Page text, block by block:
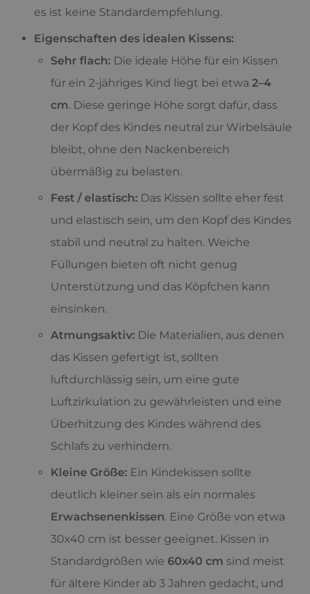
es ist keine Standardempfehlung.
Eigenschaften des idealen Kissens:
Sehr flach: Die ideale Höhe für ein Kissen
für ein 2-jähriges Kind liegt bei etwa 2–4
cm. Diese geringe Höhe sorgt dafür, dass
der Kopf des Kindes neutral zur Wirbelsäule
bleibt, ohne den Nackenbereich
übermäßig zu belasten.
Fest / elastisch: Das Kissen sollte eher fest
und elastisch sein, um den Kopf des Kindes
stabil und neutral zu halten. Weiche
Füllungen bieten oft nicht genug
Unterstützung und das Köpfchen kann
einsinken.
Atmungsaktiv: Die Materialien, aus denen
das Kissen gefertigt ist, sollten
luftdurchlässig sein, um eine gute
Luftzirkulation zu gewährleisten und eine
Überhitzung des Kindes während des
Schlafs zu verhindern.
Kleine Größe: Ein Kindekissen sollte
deutlich kleiner sein als ein normales
Erwachsenenkissen. Eine Größe von etwa
30x40 cm ist besser geeignet. Kissen in
Standardgrößen wie 60x40 cm sind meist
für ältere Kinder ab 3 Jahren gedacht, und